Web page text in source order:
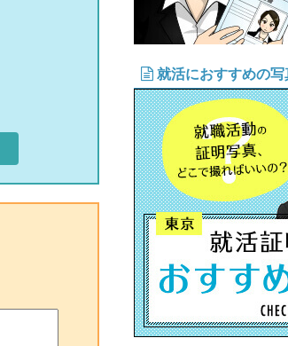
就活におすすめの